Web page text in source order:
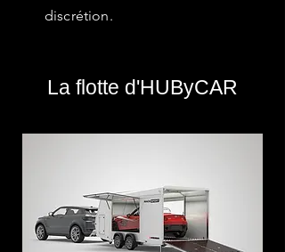
discrétion.
La flotte d'HUByCAR